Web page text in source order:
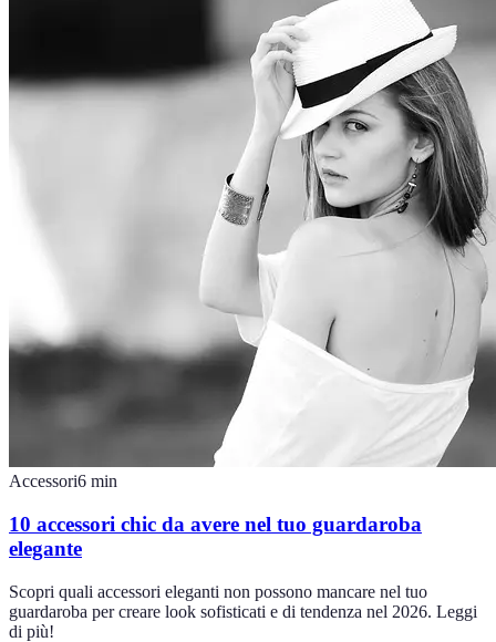
Accessori6 min
10 accessori chic da avere nel tuo guardaroba
elegante
Scopri quali accessori eleganti non possono mancare nel tuo
guardaroba per creare look sofisticati e di tendenza nel 2026. Leggi
di più!